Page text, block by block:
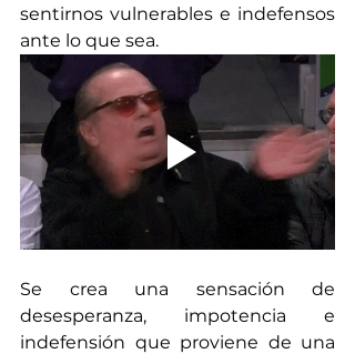
sentirnos vulnerables e indefensos
ante lo que sea.
Se crea una sensación de
desesperanza, impotencia e
indefensión que proviene de una